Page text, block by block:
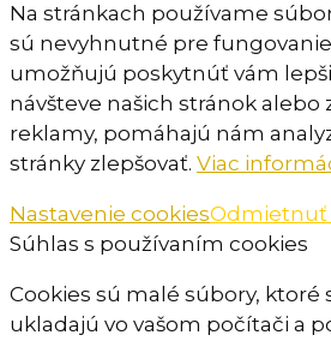
Na stránkach používame
sú nevyhnutné pre
umožňujú poskytnúť vám
návšteve našich stránok alebo
reklamy, pomáhajú nám
stránky zlepšovať. Viac
Nastavenie cookiesOdmietnuť
Súhlas s používaním cookies
Cookies sú malé súbory, ktoré
ukladajú vo vašom počítači a